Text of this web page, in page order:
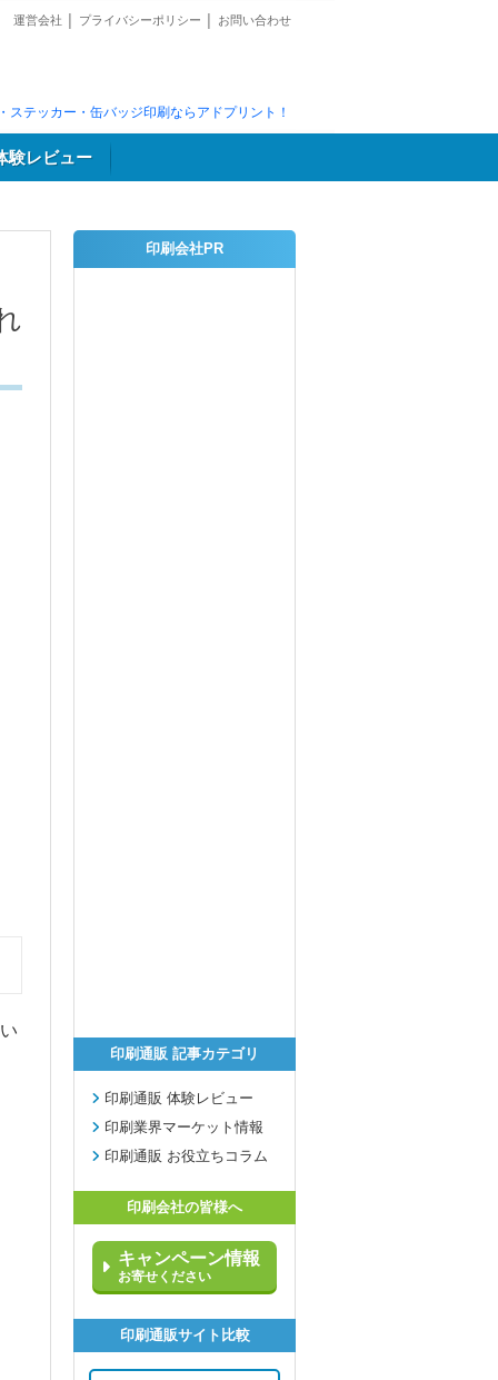
運営会社 プライバシーポリシー お問い合わせ
ステッカー・缶バッジ印刷ならアドプリント！
験レビュー
印刷会社PR
印刷通販 記事カテゴリ
印刷通販 体験レビュー
印刷業界マーケット情報
印刷通販 お役立ちコラム
印刷会社の皆様へ
キャンペーン情報
お寄せください
印刷通販サイト比較